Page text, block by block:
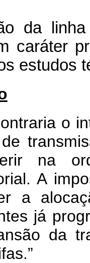
da
caráter
estudos
o
na
A
a
já
da